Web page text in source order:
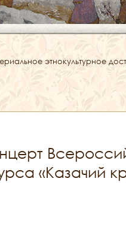
этнокультурное
«Казачий